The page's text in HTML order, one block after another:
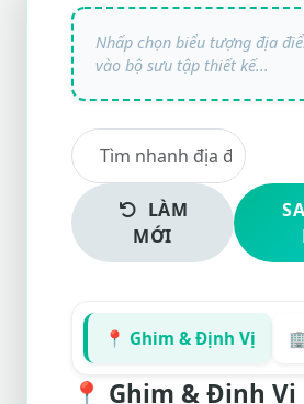
LÀM
MỚI
📍 Ghim & Định Vị
📍 Ghim & Định Vị